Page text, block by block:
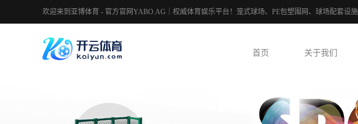
欢迎来到亚博体育 - 官方官网YABO.AG｜权威体育娱乐平台！笼式球场、PE包塑围网、球场配套设
首页 关于我们